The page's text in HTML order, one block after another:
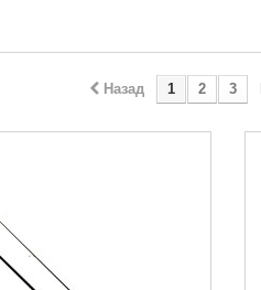
Назад 1 2 3